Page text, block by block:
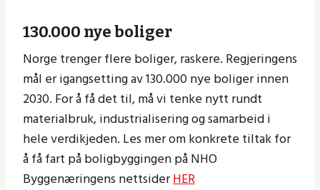
130.000 nye boliger
Norge trenger flere boliger, raskere. Regjeringens
mål er igangsetting av 130.000 nye boliger innen
2030. For å få det til, må vi tenke nytt rundt
materialbruk, industrialisering og samarbeid i
hele verdikjeden. Les mer om konkrete tiltak for
å få fart på boligbyggingen på NHO
Byggenæringens nettsiderHER